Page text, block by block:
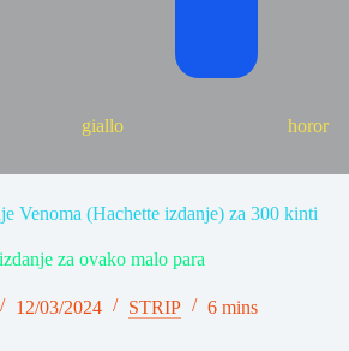
giallo horor
Venoma (Hachette izdanje) za 300 kinti
za ovako malo para
12/03/2024 STRIP 6 mins